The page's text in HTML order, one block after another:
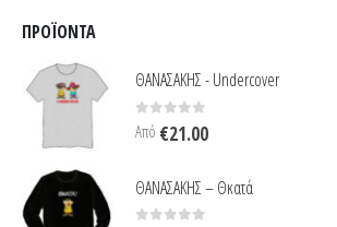
ΠΡΟΪΌΝΤΑ
ΘΑΝΑΣΑΚΗΣ - Undercover
0 out of 5
Από €21.00
ΘΑΝΑΣΑΚΗΣ – Θκατά